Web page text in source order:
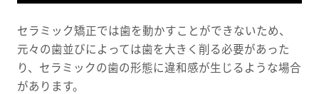
セラミック矯正では歯を動かすことができないため、
元々の歯並びによっては歯を大きく削る必要があった
り、セラミックの歯の形態に違和感が生じるような場合
があります。